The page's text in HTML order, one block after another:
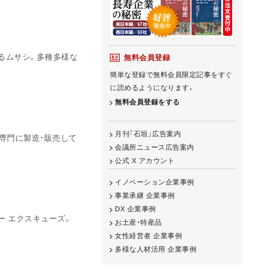
ムサシ。多種多様な
門に製造・販売して
エクスキューズ。
無料会員登録
簡単な登録で無料会員限定記事をすぐ
に読めるようになります。
無料会員登録をする
月刊「石垣」広告案内
会議所ニュース広告案内
公式 X アカウント
イノベーション企業事例
事業承継 企業事例
DX 企業事例
お土産・特産品
女性経営者 企業事例
多様な人材活用 企業事例